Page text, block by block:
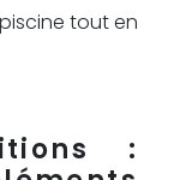
tout en
: